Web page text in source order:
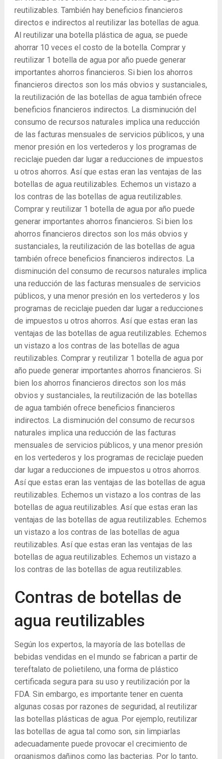
reutilizables. También hay beneficios financieros
directos e indirectos al reutilizar las botellas de agua.
Al reutilizar una botella plástica de agua, se puede
ahorrar 10 veces el costo de la botella. Comprar y
reutilizar 1 botella de agua por año puede generar
importantes ahorros financieros. Si bien los ahorros
financieros directos son los más obvios y sustanciales,
la reutilización de las botellas de agua también ofrece
beneficios financieros indirectos. La disminución del
consumo de recursos naturales implica una reducción
de las facturas mensuales de servicios públicos, y una
menor presión en los vertederos y los programas de
reciclaje pueden dar lugar a reducciones de impuestos
u otros ahorros. Así que estas eran las ventajas de las
botellas de agua reutilizables. Echemos un vistazo a
los contras de las botellas de agua reutilizables.
Comprar y reutilizar 1 botella de agua por año puede
generar importantes ahorros financieros. Si bien los
ahorros financieros directos son los más obvios y
sustanciales, la reutilización de las botellas de agua
también ofrece beneficios financieros indirectos. La
disminución del consumo de recursos naturales implica
una reducción de las facturas mensuales de servicios
públicos, y una menor presión en los vertederos y los
programas de reciclaje pueden dar lugar a reducciones
de impuestos u otros ahorros. Así que estas eran las
ventajas de las botellas de agua reutilizables. Echemos
un vistazo a los contras de las botellas de agua
reutilizables. Comprar y reutilizar 1 botella de agua por
año puede generar importantes ahorros financieros. Si
bien los ahorros financieros directos son los más
obvios y sustanciales, la reutilización de las botellas
de agua también ofrece beneficios financieros
indirectos. La disminución del consumo de recursos
naturales implica una reducción de las facturas
mensuales de servicios públicos, y una menor presión
en los vertederos y los programas de reciclaje pueden
dar lugar a reducciones de impuestos u otros ahorros.
Así que estas eran las ventajas de las botellas de agua
reutilizables. Echemos un vistazo a los contras de las
botellas de agua reutilizables. Así que estas eran las
ventajas de las botellas de agua reutilizables. Echemos
un vistazo a los contras de las botellas de agua
reutilizables. Así que estas eran las ventajas de las
botellas de agua reutilizables. Echemos un vistazo a
los contras de las botellas de agua reutilizables.
Contras de botellas de
agua reutilizables
Según los expertos, la mayoría de las botellas de
bebidas vendidas en el mundo se fabrican a partir de
tereftalato de polietileno, una forma de plástico
certificada segura para su uso y reutilización por la
FDA. Sin embargo, es importante tener en cuenta
algunas cosas por razones de seguridad, al reutilizar
las botellas plásticas de agua. Por ejemplo, reutilizar
las botellas de agua tal como son, sin limpiarlas
adecuadamente puede provocar el crecimiento de
organismos dañinos como las bacterias. Por lo tanto,